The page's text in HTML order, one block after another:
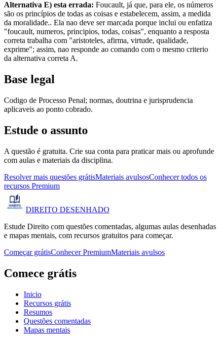
Alternativa E) esta errada: Foucault, já que, para ele, os números
são os princípios de todas as coisas e estabelecem, assim, a medida
da moralidade.. Ela nao deve ser marcada porque inclui ou enfatiza
"foucault, numeros, principios, todas, coisas", enquanto a resposta
correta trabalha com "aristoteles, afirma, virtude, qualidade,
exprime"; assim, nao responde ao comando com o mesmo criterio
da alternativa correta A.
Base legal
Codigo de Processo Penal; normas, doutrina e jurisprudencia
aplicaveis ao ponto cobrado.
Estude o assunto
A questão é gratuita. Crie sua conta para praticar mais ou aprofunde
com aulas e materiais da disciplina.
Resolver mais questões grátisMateriais avulsosConhecer todos os
recursos Premium
DIREITO DESENHADO
Estude Direito com questões comentadas, algumas aulas desenhadas
e mapas mentais, com recursos gratuitos para começar.
Começar grátisConhecer PremiumMateriais avulsos
Comece grátis
Inicio
Recursos grátis
Resumos
Questões comentadas
Mapas mentais